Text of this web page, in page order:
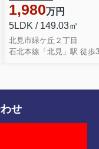
1,980万円
5LDK / 149.03㎡
北見市緑ケ丘２丁目
石北本線「北見」駅 徒歩
せ